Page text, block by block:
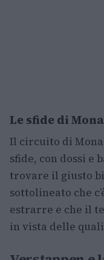
Le sfide di
Il circuito di
sfide, con dossi
trovare il giusto
sottolineato che
estrarre e che il
in vista delle